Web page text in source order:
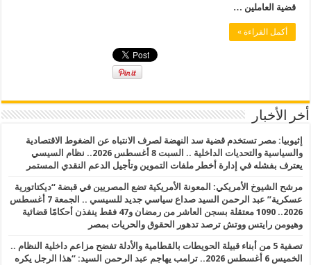
قضية العاملين …
أكمل القراءة »
أخر الأخبار
إثيوبيا: مصر تستخدم قضية سد النهضة لصرف الانتباه عن الضغوط الاقتصادية
والسياسية والتحديات الداخلية .. السبت 8 أغسطس 2026.. نظام السيسي
يعترف بفشله في إدارة أخطر ملفات التموين وتأجيل الدعم النقدي المستمر
مرشح الشيوخ الأمريكي: المعونة الأمريكية تضع المصريين في قبضة “ديكتاتورية
عسكرية” عبد الرحمن السيد صداع سياسي جديد للسيسي .. الجمعة 7 أغسطس
2026.. 1090 معتقلة بسجن العاشر من رمضان و47 فقط ينفذن أحكامًا قضائية
وهيومن رايتس ووتش ترصد تدهور الحقوق والحريات بمصر
تصفية 5 من أبناء قبيلة الحويطات بالقطامية والأدلة تفضح مزاعم داخلية النظام ..
الخميس 6 أغسطس 2026.. ترامب يهاجم عبد الرحمن السيد: “هذا الرجل يكره